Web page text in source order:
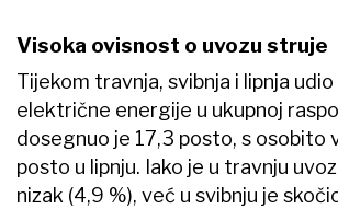
Visoka ovisnost o uvozu struje
Tijekom travnja, svibnja i lipnja
električne energije u ukupnoj
dosegnuo je 17,3 posto, s osobito
posto u lipnju. Iako je u travnju
nizak (4,9 %), već u svibnju je